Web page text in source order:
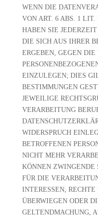
WENN DIE
VON ART. 6 ABS. 1 LIT.
HABEN SIE
DIE SICH AUS IHRER
ERGEBEN, GEGEN
EINZULEGEN; DIES
BESTIMMUNGEN
JEWEILIGE
VERARBEITUNG
WIDERSPRUCH
BETROFFENEN
NICHT MEHR
KÖNNEN ZWINGENDE
FÜR DIE
INTERESSEN,
ÜBERWIEGEN ODER
GELTENDMACHUNG,